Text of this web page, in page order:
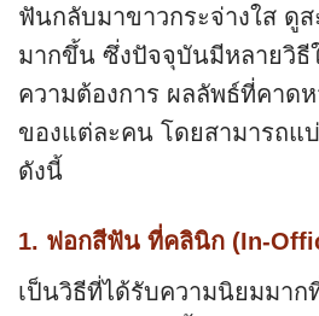
ฟันกลับมาขาวกระจ่างใส ดู
มากขึ้น ซึ่งปัจจุบันมีหลายวิธี
ความต้องการ ผลลัพธ์ที่คาด
ของแต่ละคน โดยสามารถแ
ดังนี้
1. ฟอกสีฟัน ที่คลินิก (In-
เป็นวิธีที่ได้รับความนิยมมาก